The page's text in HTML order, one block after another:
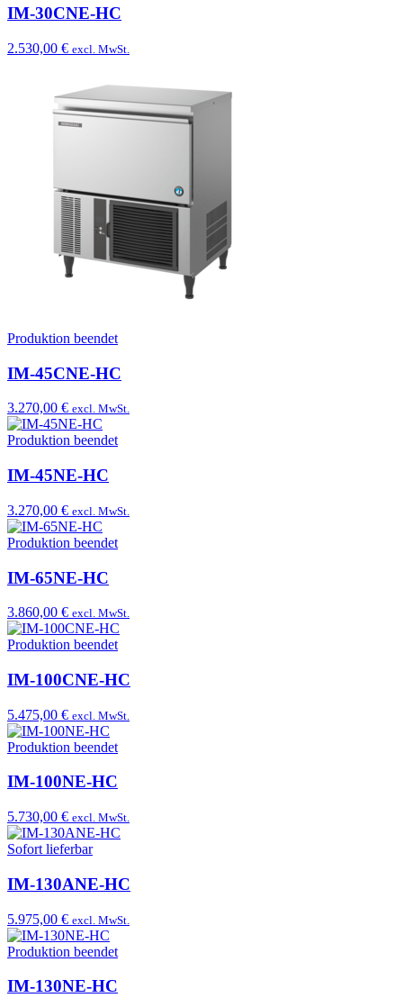
IM-30CNE-HC
2.530,00 € excl. MwSt.
Produktion beendet
IM-45CNE-HC
3.270,00 € excl. MwSt.
Produktion beendet
IM-45NE-HC
3.270,00 € excl. MwSt.
Produktion beendet
IM-65NE-HC
3.860,00 € excl. MwSt.
Produktion beendet
IM-100CNE-HC
5.475,00 € excl. MwSt.
Produktion beendet
IM-100NE-HC
5.730,00 € excl. MwSt.
Sofort lieferbar
IM-130ANE-HC
5.975,00 € excl. MwSt.
Produktion beendet
IM-130NE-HC